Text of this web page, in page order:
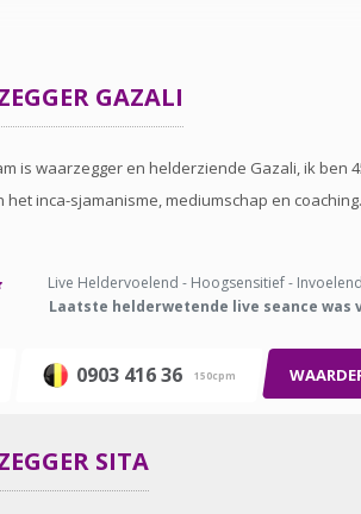
GAZALI
is waarzegger en helderziende Gazali, ik
het inca-sjamanisme, mediumschap en
Live Heldervoelend - Hoogsensitief -
Laatste helderwetende live seance was
0903 416 36 150cpm
SITA